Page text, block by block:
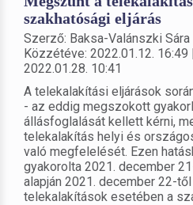
szakhatósági eljárás
Szerző: Baksa-Valánszki Sára
Közzétéve: 2022.01.12.
2022.01.28. 10:41
A telekalakítási eljárások
- az eddig megszokott
állásfoglalását kellett kérni,
telekalakítás helyi és
való megfelelését. Ezen
gyakorolta 2021. december
alapján 2021. december 22-
telekalakítások esetében a